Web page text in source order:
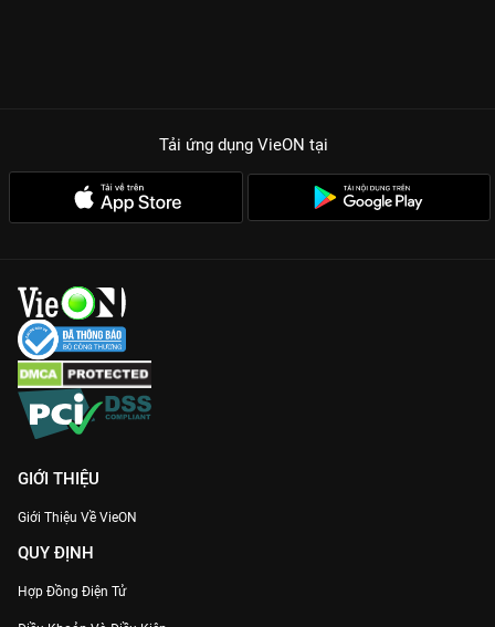
Tải ứng dụng VieON tại
GIỚI THIỆU
Giới Thiệu Về VieON
QUY ĐỊNH
Hợp Đồng Điện Tử